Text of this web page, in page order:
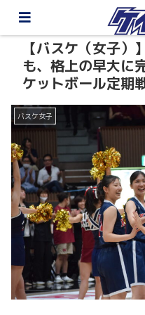
【バスケ（女子）
も、格上の早大に
ケットボール定期
バスケ女子